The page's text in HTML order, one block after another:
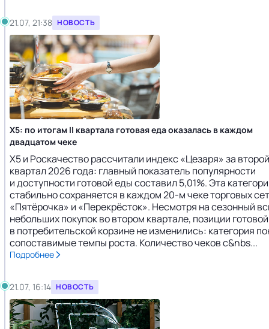
21.07, 21:38 НОВОСТЬ
X5: по итогам II квартала готовая еда оказалась в каждом
двадцатом чеке
Х5 и Роскачество рассчитали индекс «Цезаря» за второй
квартал 2026 года: главный показатель популярности
и доступности готовой еды составил 5,01%. Эта
стабильно сохраняется в каждом 20-м чеке торговых
«Пятёрочка» и «Перекрёсток». Несмотря на сезонный
небольших покупок во втором квартале, позиции
в потребительской корзине не изменились: категория
сопоставимые темпы роста. Количество чеков с&nbs...
Подробнее
21.07, 16:14 НОВОСТЬ